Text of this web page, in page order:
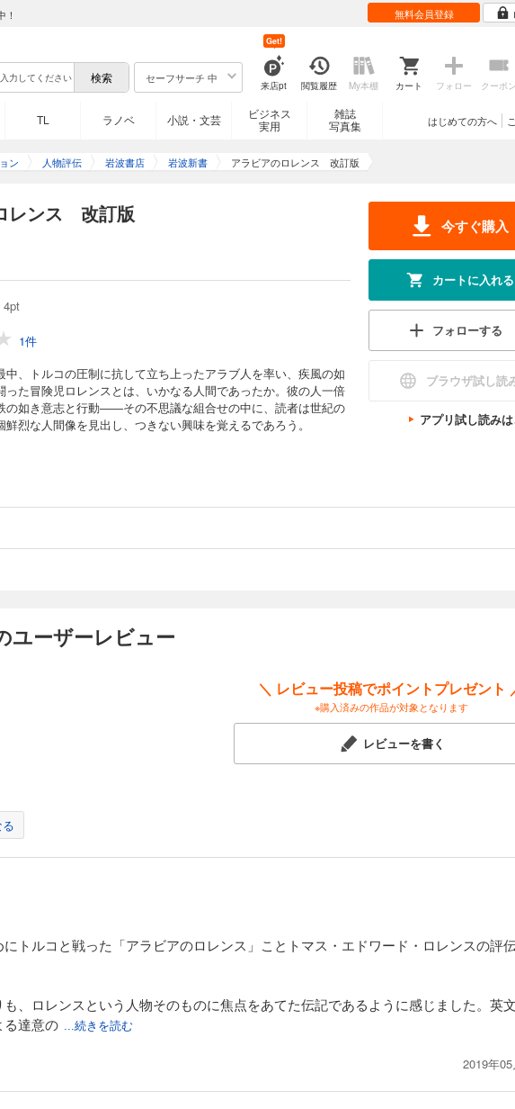
無料会員登録
セーフサーチ 中
来店pt
Get!
閲覧履歴 My本棚 カート フォロー クーポン
TL ラノベ 小説・文芸
ビジネス
実用
雑誌
写真集
はじめての方へ
ン 人物評伝 岩波書店 岩波新書 アラビアのロレンス 改訂版
レンス 改訂版
4pt
1件
中、トルコの圧制に抗して立ち上ったアラブ人を率い、疾風の如
った冒険児ロレンスとは、いかなる人間であったか。彼の人一倍
の如き意志と行動――その不思議な組合せの中に、読者は世紀の
烈な人間像を見出し、つきない興味を覚えるであろう。
今すぐ購入
カートに入れる
フォローする
ブラウザ試し読
アプリ試し読み
ーザーレビュー
＼ レビュー投稿でポイントプレゼント
※購入済みの作品が対象となります
レビューを書く
トルコと戦った「アラビアのロレンス」ことトマス・エドワード・ロレンスの評
、ロレンスという人物そのものに焦点をあてた伝記であるように感じました。英
る達意の ...続きを読む
2019年05